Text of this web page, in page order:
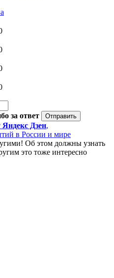
за ответ
Яндекс Дзен,
в России и мире
Об этом должны узнать
это тоже интересно